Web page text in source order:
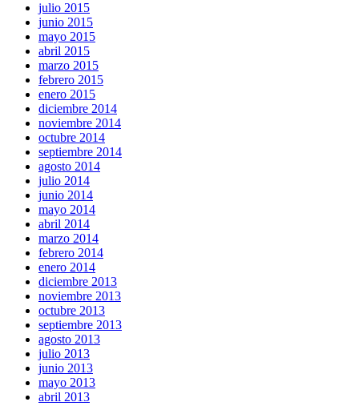
julio 2015
junio 2015
mayo 2015
abril 2015
marzo 2015
febrero 2015
enero 2015
diciembre 2014
noviembre 2014
octubre 2014
septiembre 2014
agosto 2014
julio 2014
junio 2014
mayo 2014
abril 2014
marzo 2014
febrero 2014
enero 2014
diciembre 2013
noviembre 2013
octubre 2013
septiembre 2013
agosto 2013
julio 2013
junio 2013
mayo 2013
abril 2013